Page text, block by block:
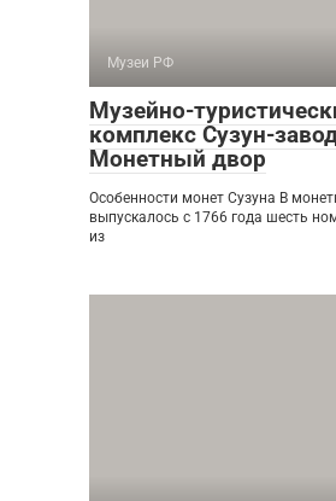
Музеи РФ
Музейно-
комплекс Сузун-
Монетный двор
Особенности монет Сузуна В
выпускалось с 1766 года шесть
из